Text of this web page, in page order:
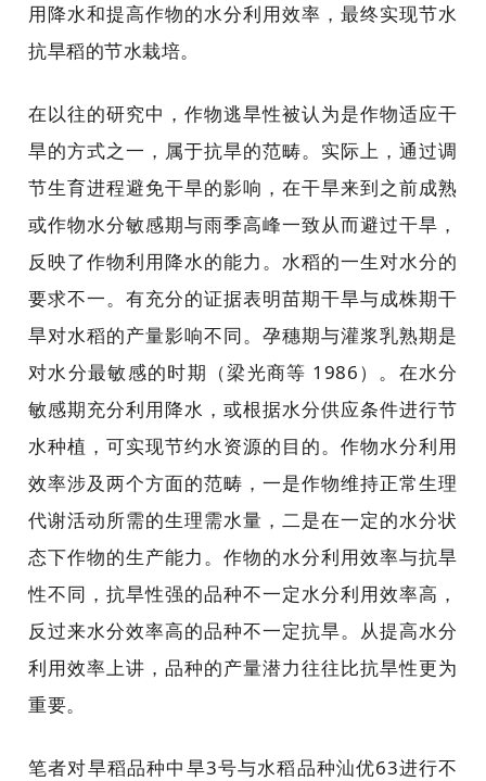
用降水和提高作物的水分利用效率，最终实现节水
抗旱稻的节水栽培。
在以往的研究中，作物逃旱性被认为是作物适应干
旱的方式之一，属于抗旱的范畴。实际上，通过调
节生育进程避免干旱的影响，在干旱来到之前成熟
或作物水分敏感期与雨季高峰一致从而避过干旱，
反映了作物利用降水的能力。水稻的一生对水分的
要求不一。有充分的证据表明苗期干旱与成株期干
旱对水稻的产量影响不同。孕穗期与灌浆乳熟期是
对水分最敏感的时期（梁光商等 1986）。在水分
敏感期充分利用降水，或根据水分供应条件进行节
水种植，可实现节约水资源的目的。作物水分利用
效率涉及两个方面的范畴，一是作物维持正常生理
代谢活动所需的生理需水量，二是在一定的水分状
态下作物的生产能力。作物的水分利用效率与抗旱
性不同，抗旱性强的品种不一定水分利用效率高，
反过来水分效率高的品种不一定抗旱。从提高水分
利用效率上讲，品种的产量潜力往往比抗旱性更为
重要。
笔者对旱稻品种中旱3号与水稻品种汕优63进行不